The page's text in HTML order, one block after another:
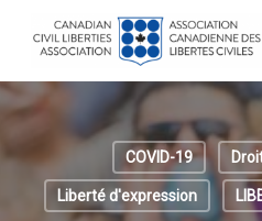
content
COVID-19
Liberté d'expression